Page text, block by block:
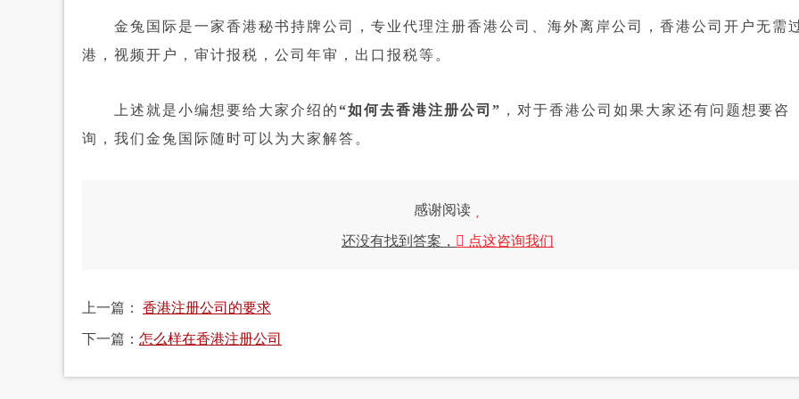
金兔国际是一家香港秘书持牌公司，专业代理注册香港公司、海外离岸公司，香港公司开户无需
港，视频开户，审计报税，公司年审，出口报税等。
上述就是小编想要给大家介绍的“如何去香港注册公司” ，对于香港公司如果大家还有问题想要咨
询，我们金兔国际随时可以为大家解答。
感谢阅读
还没有找到答案， 点这咨询我们
上一篇： 香港注册公司的要求
下一篇： 怎么样在香港注册公司